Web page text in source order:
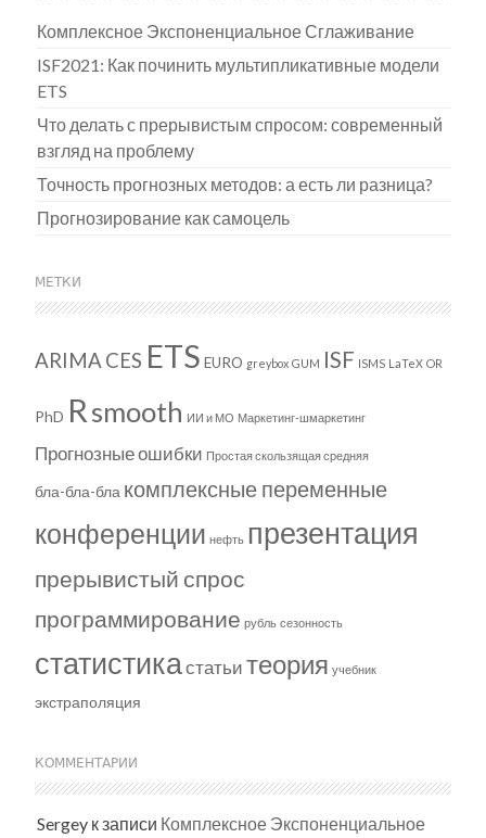
Комплексное Экспоненциальное Сглаживание
ISF2021: Как починить мультипликативные модели
ETS
Что делать с прерывистым спросом: современный
взгляд на проблему
Точность прогнозных методов: а есть ли разница?
Прогнозирование как самоцель
МЕТКИ
ARIMA CES ETS EURO greybox GUM ISF ISMS LaTeX OR
PhD Rsmooth ИИ и МО Маркетинг-шмаркетинг
Прогнозные ошибки Простая скользящая средняя
бла-бла-бла комплексные переменные
конференции нефть презентация
прерывистый спрос
программирование рубль сезонность
статистикастатьи теория учебник
экстраполяция
КОММЕНТАРИИ
Sergey к записи Комплексное Экспоненциальное